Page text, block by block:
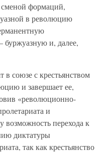
формаций,
в революцию
и, далее,
в союзе с крестьянством
и завершает ее,
«революционно-
и
возможность перехода к
диктатуры
так как крестьянство